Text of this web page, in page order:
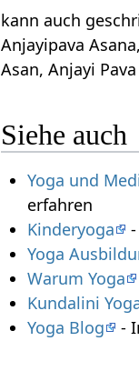
kann auch
Anjayipava
Asan, Anjayi
Siehe auch
Yoga und
erfahren
Kinderyoga
Yoga
Warum Yoga
Kundalini
Yoga Blog
-